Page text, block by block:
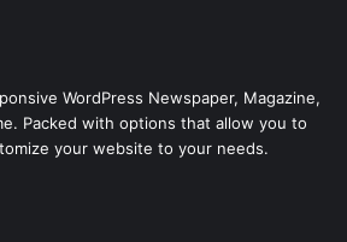
WordPress Newspaper, Magazine,
Packed with options that allow you to
your website to your needs.